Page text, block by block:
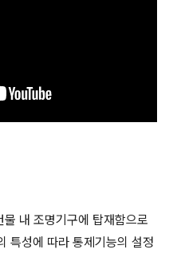
내 조명기구에 탑재함으로
특성에 따라 통제기능의 설정